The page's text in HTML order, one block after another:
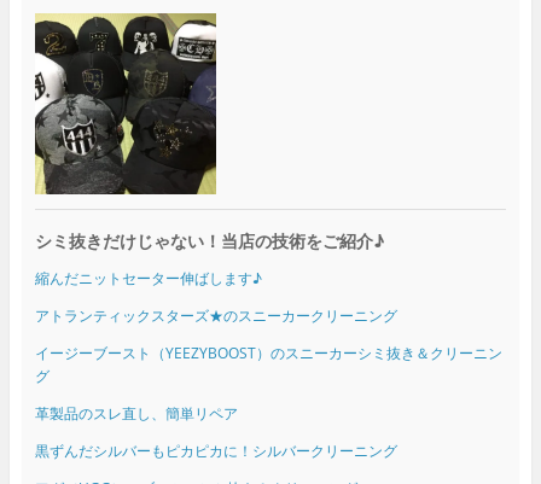
シミ抜きだけじゃない！当店の技術をご紹介♪
縮んだニットセーター伸ばします♪
アトランティックスターズ★のスニーカークリーニング
イージーブースト（YEEZYBOOST）のスニーカーシミ抜き＆クリーニン
グ
革製品のスレ直し、簡単リペア
黒ずんだシルバーもピカピカに！シルバークリーニング